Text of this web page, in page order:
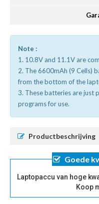
Note :
1. 10.8V and 11.1V are
2. The 6600mAh (9 Cells)
from the bottom of the
3. These batteries are just
programs for use.
Productbeschrijving
Goede
Laptopaccu van hoge
Koop